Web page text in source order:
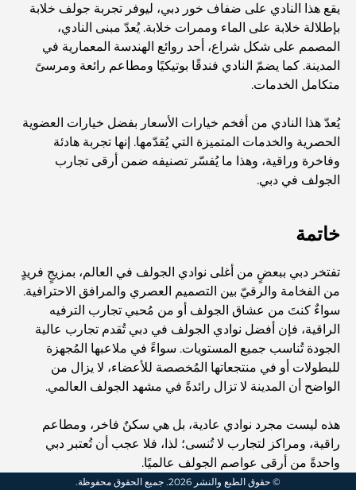
نادي شاطئ العائلة في دبي: حيث يلتقي المرح بالاسترخاء
أفضل مدارس البكالوريا الدولية في دبي: دليل شامل لأولياء
الأمور
المخطط الرئيسي لتلال دبي: رؤية للحياة المجتمعية العصرية
مطعم دار أوبرا دبي: حيث يلتقي الطعام الفاخر بالثقافة
مطاعم شاطئ J1: وجهة دبي الجديدة لتناول الطعام الفاخر
أغلى ساعات رولكس التي بيعت على الإطلاق
حضانة أطفال في دبي هيلز: دليل للآباء
أفضل المقاهي في وسط مدينة دبي: دليل شامل لعشاق القهوة
يقع هذا النادي على ضفاف خور دبي، ليوفر تجربة جولف خلابة
بإطلالة خلابة على الماء وممرات خلابة. يُعدّ مبنى النادي،
المصمم على شكل شراع، أحد روائع الهندسة المعمارية في
المدينة. كما يضمّ النادي فندقًا بوتيكيًا ومطاعم رائعة ومرسىً
متكامل الخدمات.
يُعدّ هذا النادي من أفخم خيارات الأسعار بفضل خيارات العضوية
الحصرية والخدمات المتميزة التي يُقدّمها. إنها تجربة هادئة
وفاخرة وراقية، وهذا ما يُفسّر تصنيفه ضمن أرقى تجارب
الجولف في دبي.
خاتمة
تفتخر دبي ببعضٍ من أغلى نوادي الجولف في العالم، بمزيجٍ فريدٍ
من الفخامة والرقيّ بين التصميم العصري والمرافق الاحترافية.
سواءٌ كنتَ من عشاق الجولف أو من مُحبي تجارب الترفيه
الراقية، فإن أفضل نوادي الجولف في دبي تُقدم تجارب عالية
الجودة تُناسب جميع المستويات. سواءً في ملاعبها المُجهزة
للبطولات أو في منتجعاتها المُخصصة للأعضاء، لا يزال من
الواضح أن المدينة لا تزال رائدةً في مشهد الجولف العالمي.
هذه ليست مجرد نوادي عادية، بل هي سكنٌ فاخر، ومطاعم
راقية، ومراكز لتجارب لا تُنسى؛ لذا، فلا عجب أن تُعتبر دبي
واحدةً من أرقى عواصم الجولف عالميًا.
© حقوق الطبع والنشر 2026. جميع الحقوق محفوظة.